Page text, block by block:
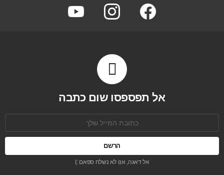
facebook
instagram
youtube
אל תפספסו שום כתבה
אל דאגה, אנו לא נשלח ספאם :)